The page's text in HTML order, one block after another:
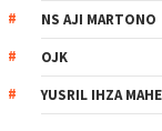
NS AJI MARTONO
OJK
YUSRIL IHZA